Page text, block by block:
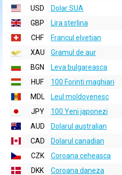
USD
Dolar SUA
GBP
Lira sterlina
CHF
Francul elvetian
XAU
Gramul de aur
BGN
Leva bulgareasca
HUF
100 Forinti maghiari
MDL
Leul moldovenesc
JPY
100 Yeni japonezi
AUD
Dolarul australian
CAD
Dolarul canadian
CZK
Coroana ceheasca
DKK
Coroana daneza